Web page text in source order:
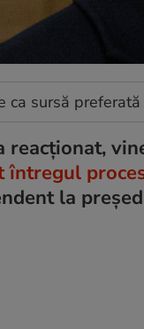
ca sursă
reacționat,
întregul
la